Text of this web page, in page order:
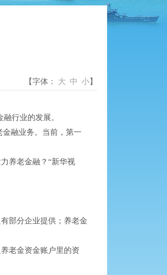
【字体： 大 中 小】
行业的发展。
融业务。当前，第一
养老金融？“新华视
部分企业提供；养老金
老金资金账户里的资